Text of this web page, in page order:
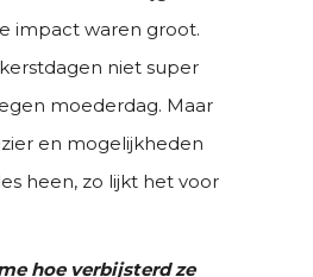
impact waren groot.
niet super
moederdag. Maar
en mogelijkheden
heen, zo lijkt het voor
hoe verbijsterd ze